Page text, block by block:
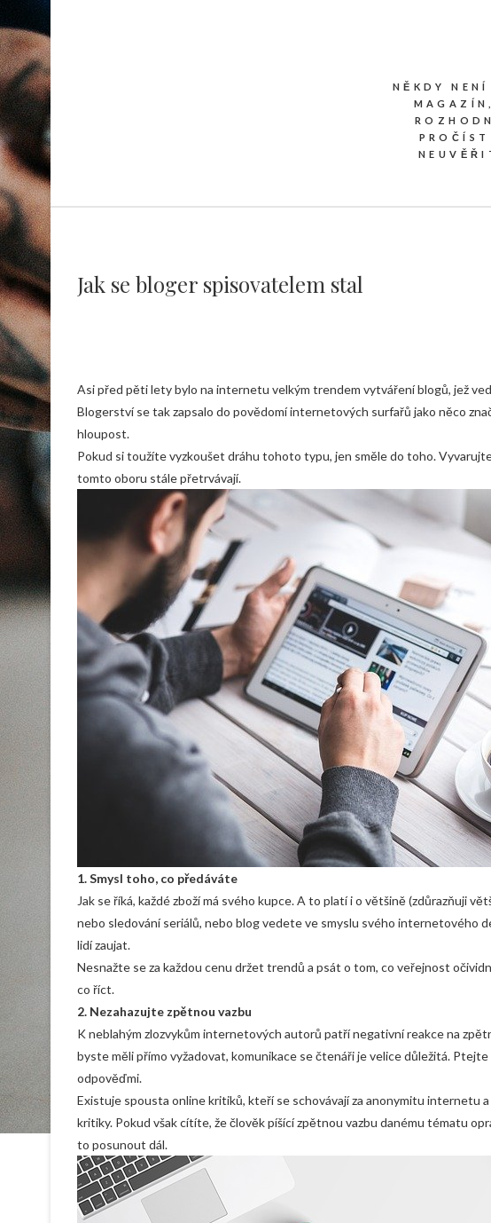
NĚKDY
Jak se bloger spisovatelem stal
Asi před pěti lety bylo na internetu velkým trendem vytváření blogů, jež
Blogerství se tak zapsalo do povědomí internetových surfařů jako něco
hloupost.
Pokud si toužíte vyzkoušet dráhu tohoto typu, jen směle do toho.
tomto oboru stále přetrvávají.
1.Smysl toho, co předáváte
Jak se říká, každé zboží má svého kupce. A to platí i o většině (zdůrazňuji
nebo sledování seriálů, nebo blog vedete ve smyslu svého internetového
lidí zaujat.
Nesnažte se za každou cenu držet trendů a psát o tom, co veřejnost
co říct.
2. Nezahazujte zpětnou vazbu
K neblahým zlozvykům internetových autorů patří negativní reakce na
byste měli přímo vyžadovat, komunikace se čtenáři je velice důležitá.
odpověďmi.
Existuje spousta online kritiků, kteří se schovávají za anonymitu internetu
kritiky. Pokud však cítíte, že člověk píšící zpětnou vazbu danému tématu
to posunout dál.